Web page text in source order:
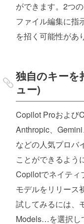
ができます。2つ
ファイル編集に指
を招く可能性があ
独自のキーを
ュー)
Copilot Proおよび
Anthropic、
などの人気プロバ
ことができるよう
Copilotでネイティ
モデルをリリース
試してみるには、
Models…を選択し